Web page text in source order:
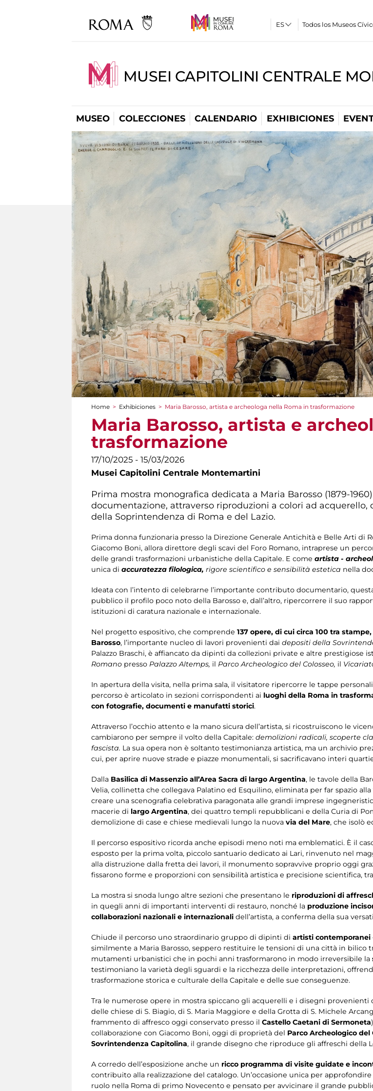
Todos los Museos
MUSEI CAPITOLINI CENTRALE
MUSEO COLECCIONES CALENDARIO EXHIBICIONES
You are here
Home > Exhibiciones > Maria Barosso, artista e archeologa nella Roma in trasformazione
Maria Barosso, artista e
trasformazione
17/10/2025 - 15/03/2026
Musei Capitolini Centrale Montemartini
Prima mostra monografica dedicata a Maria Barosso (1879-
documentazione, attraverso riproduzioni a colori ad
della Soprintendenza di Roma e del Lazio.
Prima donna funzionaria presso la Direzione Generale Antichità e Belle Arti di
Giacomo Boni, allora direttore degli scavi del Foro Romano, intraprese un
delle grandi trasformazioni urbanistiche della Capitale. E come artista -
unica di accuratezza filologica, rigore scientifico e sensibilità estetica nella
Ideata con l’intento di celebrarne l’importante contributo documentario,
pubblico il profilo poco noto della Barosso e, dall’altro, ripercorrere il suo
istituzioni di caratura nazionale e internazionale.
Nel progetto espositivo, che comprende 137 opere, di cui circa 100 tra
Barosso, l’importante nucleo di lavori provenienti dai depositi della
Palazzo Braschi, è affiancato da dipinti da collezioni private e altre prestigiose
Romano presso Palazzo Altemps, il Parco Archeologico del Colosseo, il
In apertura della visita, nella prima sala, il visitatore ripercorre le tappe
percorso è articolato in sezioni corrispondenti ai luoghi della Roma in
con fotografie, documenti e manufatti storici.
Attraverso l’occhio attento e la mano sicura dell’artista, si ricostruiscono le
cambiarono per sempre il volto della Capitale: demolizioni radicali, scoperte
fascista. La sua opera non è soltanto testimonianza artistica, ma un archivio
cui, per aprire nuove strade e piazze monumentali, si sacrificavano interi
Dalla Basilica di Massenzio all’Area Sacra di largo Argentina, le tavole della
Velia, collinetta che collegava Palatino ed Esquilino, eliminata per far spazio alla
creare una scenografia celebrativa paragonata alle grandi imprese
macerie di largo Argentina, dei quattro templi repubblicani e della Curia di
demolizione di case e chiese medievali lungo la nuova via del Mare, che isolò
Il percorso espositivo ricorda anche episodi meno noti ma emblematici. È il
esposto per la prima volta, piccolo santuario dedicato ai Lari, rinvenuto nel
alla distruzione dalla fretta dei lavori, il monumento sopravvive proprio oggi
fissarono forme e proporzioni con sensibilità artistica e precisione scientifica,
La mostra si snoda lungo altre sezioni che presentano le riproduzioni di
in quegli anni di importanti interventi di restauro, nonché la produzione
collaborazioni nazionali e internazionali dell’artista, a conferma della sua
Chiude il percorso uno straordinario gruppo di dipinti di artisti contemporanei
similmente a Maria Barosso, seppero restituire le tensioni di una città in bilico
mutamenti urbanistici che in pochi anni trasformarono in modo irreversibile la
testimoniano la varietà degli sguardi e la ricchezza delle interpretazioni,
trasformazione storica e culturale della Capitale e delle sue conseguenze.
Tra le numerose opere in mostra spiccano gli acquerelli e i disegni provenienti
delle chiese di S. Biagio, di S. Maria Maggiore e della Grotta di S. Michele
frammento di affresco oggi conservato presso il Castello Caetani di Sermoneta
collaborazione con Giacomo Boni, oggi di proprietà del Parco Archeologico del
Sovrintendenza Capitolina, il grande disegno che riproduce gli affreschi della
A corredo dell’esposizione anche un ricco programma di visite guidate e
contribuito alla realizzazione del catalogo. Un’occasione unica per
ruolo nella Roma di primo Novecento e pensato per avvicinare il grande